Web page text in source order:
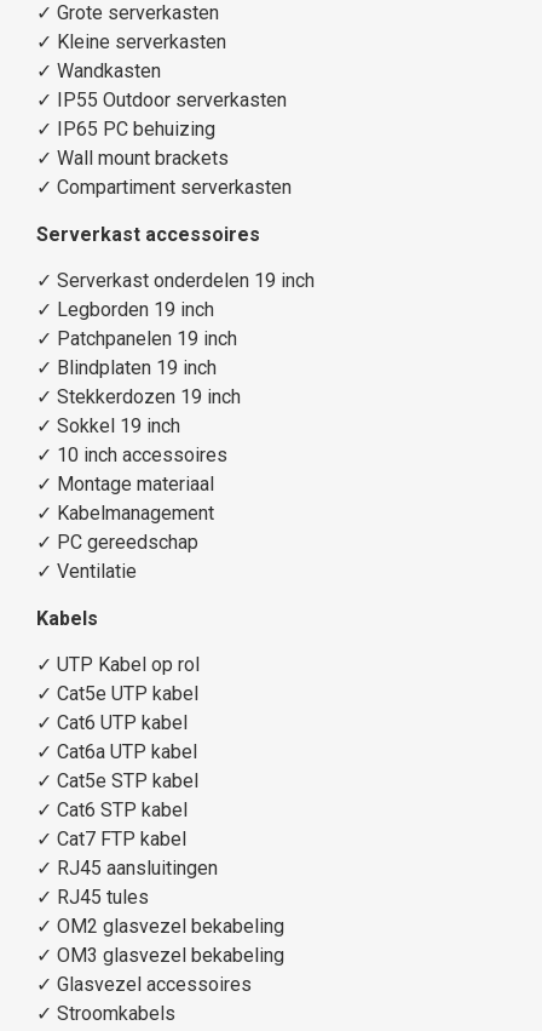
✓ Grote serverkasten
✓ Kleine serverkasten
✓ Wandkasten
✓
IP55 Outdoor serverkasten
✓
IP65 PC behuizing
✓ Wall mount brackets
✓ Compartiment serverkasten
Serverkast accessoires
✓ Serverkast onderdelen 19 inch
✓ Legborden 19 inch
✓ Patchpanelen 19 inch
✓ Blindplaten 19 inch
✓ Stekkerdozen 19 inch
✓ Sokkel 19 inch
✓ 10 inch accessoires
✓ Montage materiaal
✓ Kabelmanagement
✓ PC gereedschap
✓ Ventilatie
Kabels
✓ UTP Kabel op rol
✓ Cat5e UTP kabel
✓ Cat6 UTP kabel
✓ Cat6a UTP kabel
✓ Cat5e STP kabel
✓ Cat6 STP kabel
✓ Cat7 FTP kabel
✓ RJ45 aansluitingen
✓ RJ45 tules
✓ OM2 glasvezel bekabeling
✓ OM3 glasvezel bekabeling
✓ Glasvezel accessoires
✓ Stroomkabels